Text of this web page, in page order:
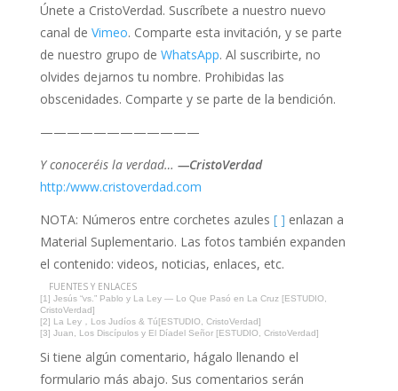
Únete a CristoVerdad. Suscríbete a nuestro nuevo
canal de Vimeo. Comparte esta invitación, y se parte
de nuestro grupo de WhatsApp. Al suscribirte, no
olvides dejarnos tu nombre. Prohibidas las
obscenidades. Comparte y se parte de la bendición.
————————————
Y conoceréis la verdad… —CristoVerdad
http:/www.cristoverdad.com
NOTA: Números entre corchetes azules [ ] enlazan a
Material Suplementario. Las fotos también expanden
el contenido: videos, noticias, enlaces, etc.
FUENTES Y ENLACES
[1] Jesús “vs.” Pablo y La Ley — Lo Que Pasó en La Cruz [ESTUDIO,
CristoVerdad]
[2] La Ley，Los Judíos & Tú[ESTUDIO, CristoVerdad]
[3] Juan, Los Discípulos y El Díadel Señor [ESTUDIO, CristoVerdad]
Si tiene algún comentario, hágalo llenando el
formulario más abajo. Sus comentarios serán